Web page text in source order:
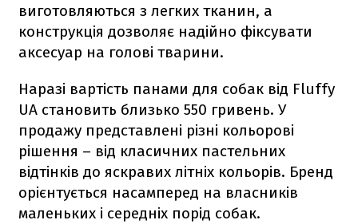
виготовляються з легких тканин, а
конструкція дозволяє надійно фіксувати
аксесуар на голові тварини.
Наразі вартість панами для собак від Fluffy
UA становить близько 550 гривень. У
продажу представлені різні кольорові
рішення – від класичних пастельних
відтінків до яскравих літніх кольорів. Бренд
орієнтується насамперед на власників
маленьких і середніх порід собак.